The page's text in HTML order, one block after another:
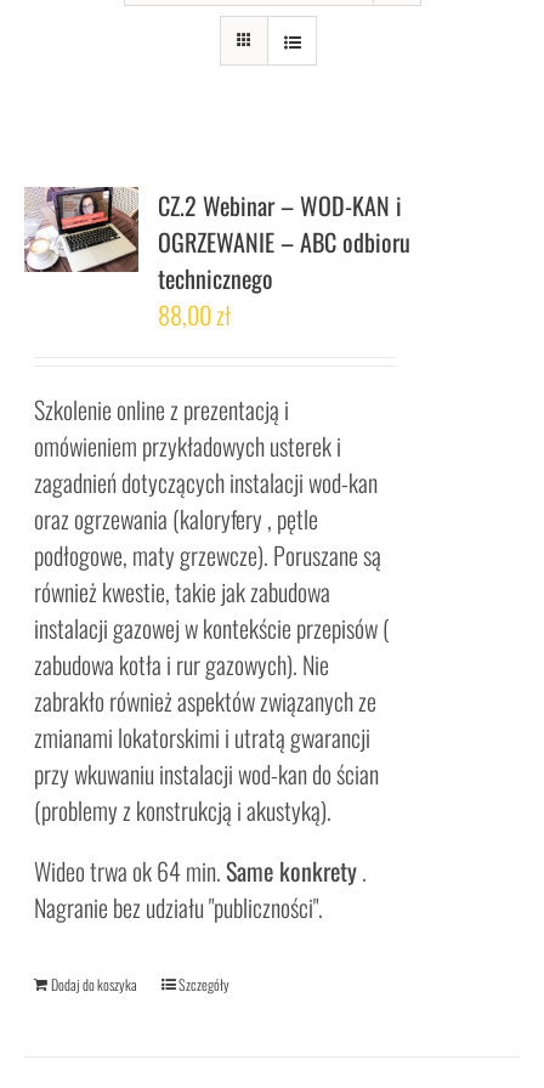
CZ.2 Webinar – WOD-KAN i
OGRZEWANIE – ABC odbioru
technicznego
88,00zł
Szkolenie online z prezentacją i
omówieniem przykładowych usterek i
zagadnień dotyczących instalacji wod-kan
oraz ogrzewania (kaloryfery , pętle
podłogowe, maty grzewcze). Poruszane są
również kwestie, takie jak zabudowa
instalacji gazowej w kontekście przepisów (
zabudowa kotła i rur gazowych). Nie
zabrakło również aspektów związanych ze
zmianami lokatorskimi i utratą gwarancji
przy wkuwaniu instalacji wod-kan do ścian
(problemy z konstrukcją i akustyką).
Wideo trwa ok 64 min.Same konkrety.
Nagranie bez udziału "publiczności".
Dodaj do koszyka Szczegóły